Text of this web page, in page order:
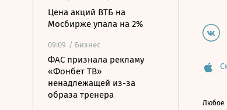
Цена акций ВТБ на
Мосбирже упала на 2%
09:09 / Бизнес
ФАС признала рекламу
«Фонбет ТВ»
ненадлежащей из-за
образа тренера
Любое